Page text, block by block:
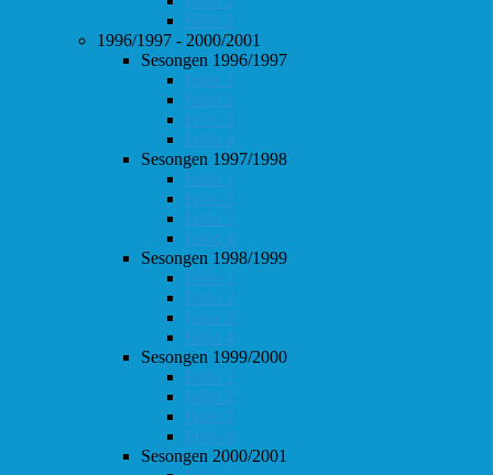
Follo 3
1996/1997 - 2000/2001
Sesongen 1996/1997
Follo 1
Follo 2
Follo 3
Follo 4
Sesongen 1997/1998
Follo 1
Follo 2
Follo 3
Follo 4
Sesongen 1998/1999
Follo 1
Follo 2
Follo 3
Follo 4
Sesongen 1999/2000
Follo 1
Follo 2
Follo 3
Follo 4
Sesongen 2000/2001